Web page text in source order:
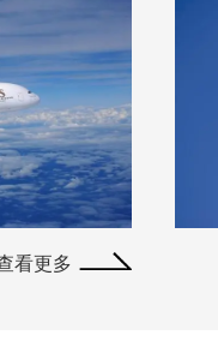
看更多